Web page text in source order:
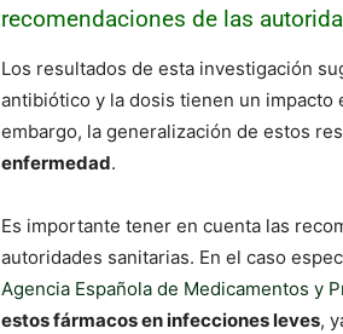
recomendaciones de las
Los resultados de esta investigación
antibiótico y la dosis tienen un
embargo, la generalización de estos
enfermedad.
Es importante tener en cuenta las
autoridades sanitarias. En el caso
Agencia Española de Medicamentos y
estos fármacos en infecciones leves,